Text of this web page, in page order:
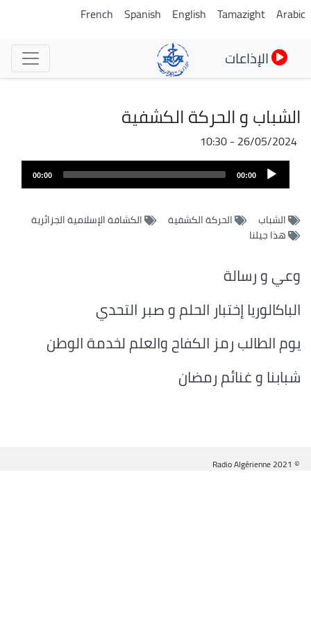
تجاوز
Arabic
Tamazight
English
Spanish
French
الإذاعات
الشباب و الحركة الكشفية
26/05/2024 - 10:30
Audio
Player
00:00
00:00
الشباب الحركة الكشفية
الكشافة الإسلامية الجزائرية
هذا جيلنا
وعي و رسالة
الباكالوريا إختبار الحلم و صبر التحدي
يوم الطالب رمز الكفاح والعلم لخدمة الوطن
شبابنا و غنائم رمضان
© Radio Algérienne 2021